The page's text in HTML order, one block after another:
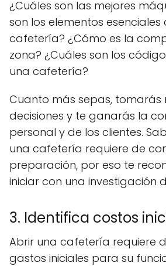
¿Cuáles son las mejores
son los elementos esenciales
cafetería? ¿Cómo es la
zona? ¿Cuáles son los
una cafetería?
Cuanto más sepas, tomarás
decisiones y te ganarás la
personal y de los clientes.
una cafetería requiere de
preparación, por eso te
iniciar con una investigación
3. Identifica costos
Abrir una cafetería requiere
gastos iniciales para su